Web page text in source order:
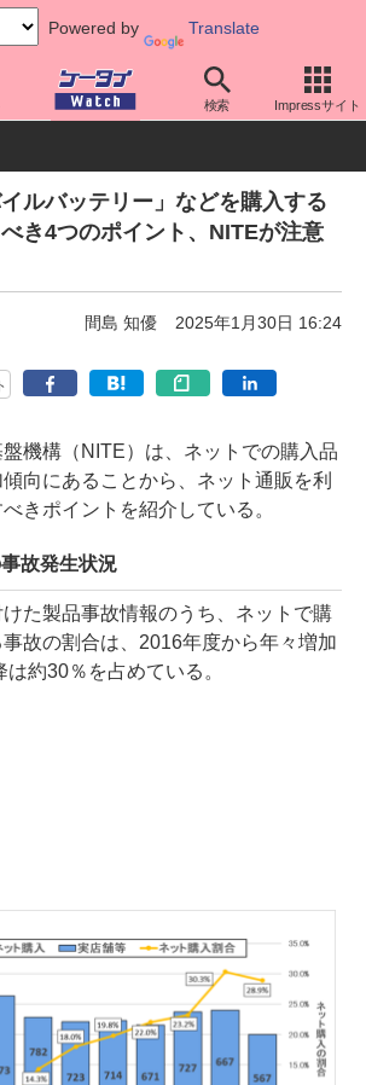
Powered by Translate
検索 Impressサイト
動向 技術
ルバッテリー」などを購入する
き4つのポイント、NITEが注意
間島 知優 2025年1月30日 16:24
機構（NITE）は、ネットでの購入品
向にあることから、ネット通販を利
きポイントを紹介している。
故発生状況
た製品事故情報のうち、ネットで購
故の割合は、2016年度から年々増加
約30％を占めている。